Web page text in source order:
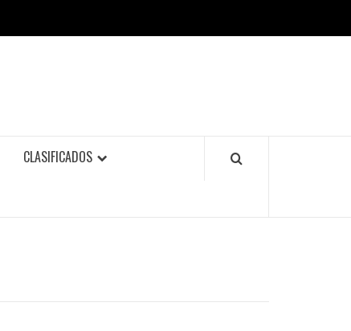
CLASIFICADOS